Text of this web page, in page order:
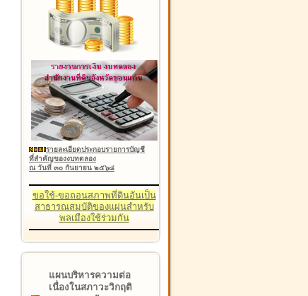
รายละเอียดประกอบรายการบัญชี
ที่สำคัญของงบทดลอง
ณ วันที่ ๓๐ กันยายน ๒๕๖๘
ขอใช้-ขอถอนสภาพที่ดินอันเป็น
สาธารณสมบัติของแผ่นสำหรับ
พลเมืองใช้ร่วมกัน
แผนบริหารความต่อ
เนื่องในสภาวะวิกฤติ